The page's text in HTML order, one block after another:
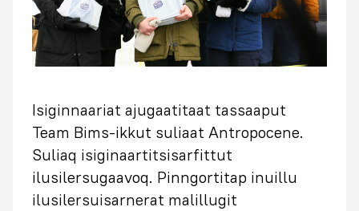
Isiginnaariat ajugaatitaat tassaaput
Team Bims-ikkut suliaat Antropocene.
Suliaq isiginaartitsisarfittut
ilusilersugaavoq. Pinngortitap inuillu
ilusilersuisarnerat malillugit